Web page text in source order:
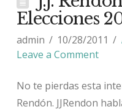
Elecciones
admin 10/28/2011
Leave a Comment
No te pierdas esta
Rendón. JJRendon